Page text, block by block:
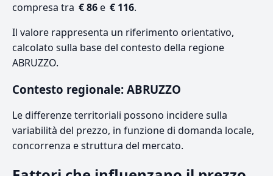
compresa tra € 86e € 116.
Il valore rappresenta un riferimento orientativo,
calcolato sulla base del contesto della regione
ABRUZZO.
Contesto regionale: ABRUZZO
Le differenze territoriali possono incidere sulla
variabilità del prezzo, in funzione di domanda locale,
concorrenza e struttura del mercato.